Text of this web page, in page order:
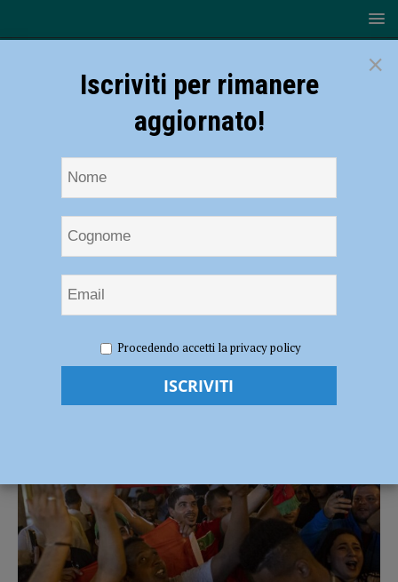
×
Iscriviti per rimanere
aggiornato!
Procedendo accetti la privacy policy